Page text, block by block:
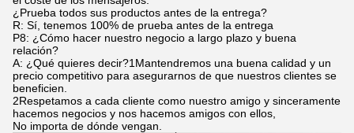
¿Prueba todos sus productos antes de la entrega?
R: Sí, tenemos 100% de prueba antes de la entrega
P8: ¿Cómo hacer nuestro negocio a largo plazo y buena
relación?
A: ¿Qué quieres decir?1Mantendremos una buena calidad y un
precio competitivo para asegurarnos de que nuestros clientes se
beneficien.
2Respetamos a cada cliente como nuestro amigo y sinceramente
hacemos negocios y nos hacemos amigos con ellos,
No importa de dónde vengan.